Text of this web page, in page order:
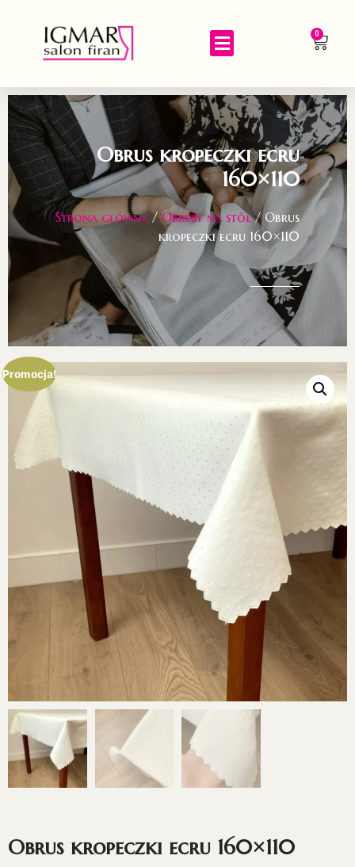
0
Obrus kropeczki ecru
160×110
Strona główna/Obrusy na stół/ Obrus
kropeczki ecru 160×110
Promocja!
Obrus kropeczki ecru 160×110